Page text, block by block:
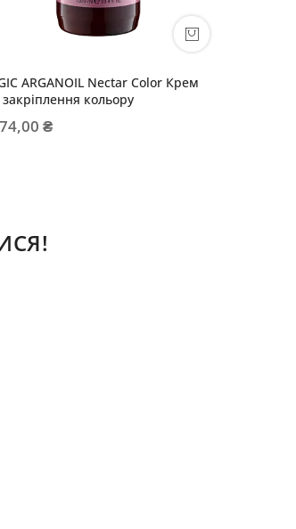
ARGANOIL Nectar Color Крем
закріплення кольору
₴